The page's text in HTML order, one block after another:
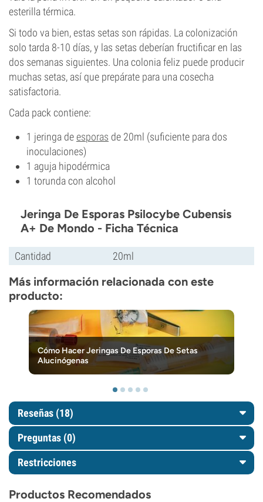
esterilla térmica.
Si todo va bien, estas setas son rápidas. La colonización
solo tarda 8-10 días, y las setas deberían fructificar en las
dos semanas siguientes. Una colonia feliz puede producir
muchas setas, así que prepárate para una cosecha
satisfactoria.
Cada pack contiene:
1 jeringa deesporas de 20ml (suficiente para dos
inoculaciones)
1 aguja hipodérmica
1 torunda con alcohol
Jeringa De Esporas Psilocybe Cubensis
A+ De Mondo - Ficha Técnica
Cantidad 20ml
Más información relacionada con este
producto:
Cómo Hacer Jeringas De Esporas De Setas
Alucinógenas
Reseñas (18)
Preguntas (0)
Restricciones
Productos Recomendados